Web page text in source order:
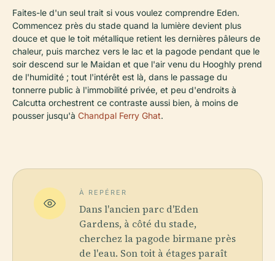
Faites-le d'un seul trait si vous voulez comprendre Eden.
Commencez près du stade quand la lumière devient plus
douce et que le toit métallique retient les dernières pâleurs de
chaleur, puis marchez vers le lac et la pagode pendant que le
soir descend sur le Maidan et que l'air venu du Hooghly prend
de l'humidité ; tout l'intérêt est là, dans le passage du
tonnerre public à l'immobilité privée, et peu d'endroits à
Calcutta orchestrent ce contraste aussi bien, à moins de
pousser jusqu'à Chandpal Ferry Ghat.
À REPÉRER
Dans l'ancien parc d'Eden
Gardens, à côté du stade,
cherchez la pagode birmane près
de l'eau. Son toit à étages paraît